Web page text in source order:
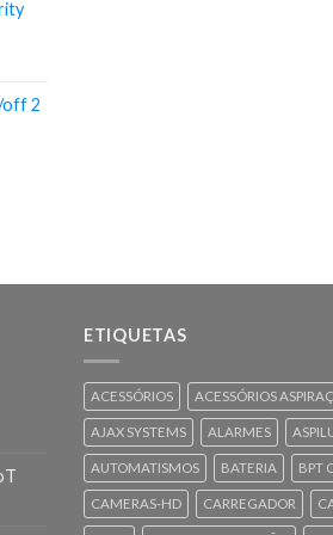
off 2
ETIQUETAS
ACESSÓRIOS ACESSÓRIOS
AJAX SYSTEMS ALARMES
AUTOMATISMOS BATERIA BPT
CAMERAS-HD CARREGADOR